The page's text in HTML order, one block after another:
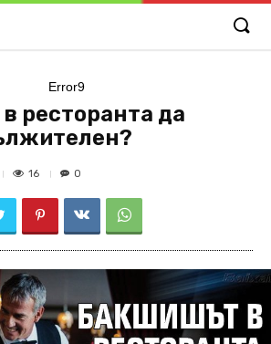
Error9
ресторанта да
16 0